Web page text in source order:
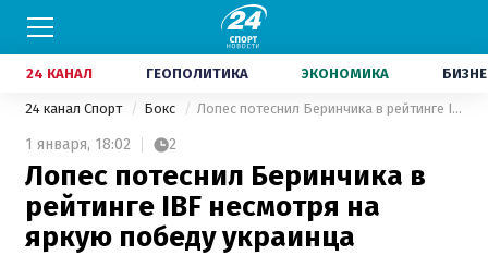
24 КАНАЛ ГЕОПОЛИТИКА ЭКОНОМИКА
24 канал Спорт Бокс Лопес потеснил Беринчика в рейтинге IBF несмотря на яркую победу украинца
1 января, 18:02 2
Лопес потеснил Беринчика в
рейтинге IBF несмотря на
яркую победу украинца